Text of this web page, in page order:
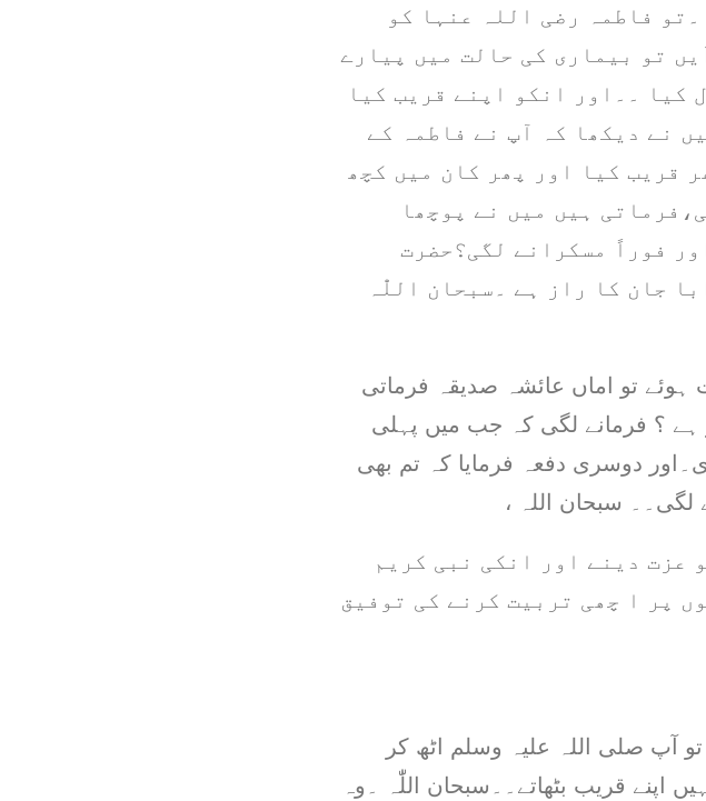
فاطمہ رضی اللہ عنہا کو
تو بیماری کی حالت میں پیارے
کیا ۔۔اور انکو اپنے قریب کیا
نے دیکھا کہ آپ نے فاطمہ کے
قریب کیا اور پھر کان میں کچھ
ہیں میں نے پوچھا
فوراً مسکرانے لگی؟حضرت
جان کا راز ہے ۔سبحان اللّٰہ
تو اماں عائشہ صدیقہ فرماتی
ہے ؟ فرمانے لگی کہ جب میں پہلی
دوسری دفعہ فرمایا کہ تم بھی
سبحان اللہ ،
عزت دینے اور انکی نبی کریم
پر ا چھی تربیت کرنے کی توفیق
آپ صلی اللہ علیہ وسلم اٹھ کر
اپنے قریب بٹھاتے۔۔سبحان اللّٰہ ۔وہ